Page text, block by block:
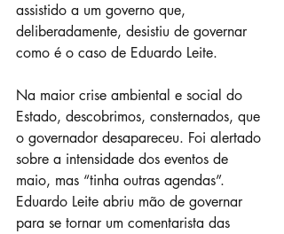
assistido a um governo que,
deliberadamente, desistiu de governar
como é o caso de Eduardo Leite.
Na maior crise ambiental e social do
Estado, descobrimos, consternados, que
o governador desapareceu. Foi alertado
sobre a intensidade dos eventos de
maio, mas “tinha outras agendas”.
Eduardo Leite abriu mão de governar
para se tornar um comentarista das